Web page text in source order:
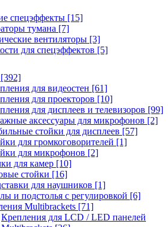
спецэффекты [15]
тумана [7]
вентиляторы [3]
для спецэффектов [5]
[392]
для видеостен [61]
для проекторов [10]
для дисплеев и телевизоров [99]
аксессуары для микрофонов [2]
стойки для дисплеев [57]
для громкоговорителей [1]
для микрофонов [2]
для камер [10]
стойки [16]
для наушников [1]
и подстолья с регулировкой [6]
Multibrackets [71]
Крепления для LCD / LED панелей